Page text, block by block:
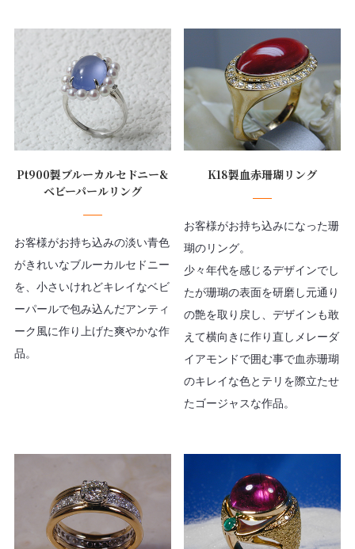
Pt900製ブルーカルセドニー&
ベビーパールリング
お客様がお持ち込みの淡い青色
がきれいなブルーカルセドニー
を、小さいけれどキレイなベビ
ーパールで包み込んだアンティ
ーク風に作り上げた爽やかな作
品。
K18製血赤珊瑚リング
お客様がお持ち込みになった珊
瑚のリング。
少々年代を感じるデザインでし
たが珊瑚の表面を研磨し元通り
の艶を取り戻し、デザインも敢
えて横向きに作り直しメレーダ
イアモンドで囲む事で血赤珊瑚
のキレイな色とテリを際立たせ
たゴージャスな作品。